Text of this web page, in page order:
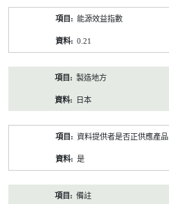
能源效益指數
0.21
製造地方
日本
資料提供者是否正供應產品
是
備註